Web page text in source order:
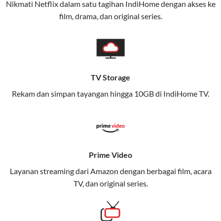
Layanan ini dirancang untuk memberikan
memungkinkan Anda menikmati internet cepat baik
di rumah maupun saat bepergian.
Dengan Telkomsel One, Anda tidak terikat pada satu
teknologi jaringan tertentu, sehingga bisa menikmati
Keunggulan Telkomsel One
Nikmati kecepatan internet super cepat untuk
streaming, gaming, dan bekerja dari rumah.
Memudahkan Anda dalam mengelola jaringan dan
Nikmati Netflix dalam satu tagihan IndiHome dengan akses ke
film, drama, dan original series.
TV Storage
Rekam dan simpan tayangan hingga 10GB di IndiHome TV.
Prime Video
Layanan streaming dari Amazon dengan berbagai film, acara
TV, dan original series.